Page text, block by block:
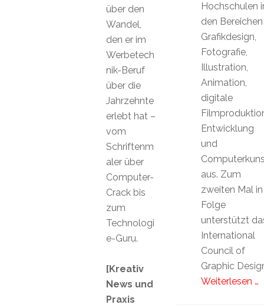
Hochschulen
den Bereichen
Grafikdesign,
Fotografie,
Illustration,
Animation,
digitale
Entwicklung
und
aus. Zum
zweiten Mal in
Folge
unterstützt
International
Council of
Graphic
Weiterlesen …
über den
Wandel,
den er im
Werbetech
nik-Beruf
über die
Jahrzehnte
erlebt hat –
vom
Schriftenm
aler über
Computer-
Crack bis
zum
Technologi
e-Guru.
[Kreativ
News und
Praxis